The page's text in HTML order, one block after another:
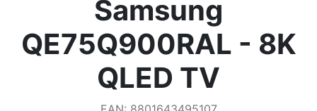
Accueil
Baisses de prix
Samsung
QE75Q900RAL - 8K
QLED TV